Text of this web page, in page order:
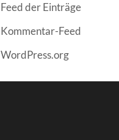
Feed der Einträge
Kommentar-Feed
WordPress.org